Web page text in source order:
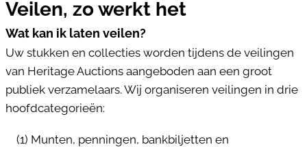
Veilen, zo werkt het
Wat kan ik laten veilen?
Uw stukken en collecties worden tijdens de veilingen
van Heritage Auctions aangeboden aan een groot
publiek verzamelaars. Wij organiseren veilingen in drie
hoofdcategorieën:
(1) Munten, penningen, bankbiljetten en